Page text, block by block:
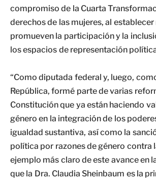
compromiso de la Cuarta
derechos de las mujeres, al
promueven la participación y la
los espacios de representación
“Como diputada federal y, luego,
República, formé parte de varias
Constitución que ya están haciendo
género en la integración de los
igualdad sustantiva, así como la
política por razones de género contra
ejemplo más claro de este avance en
que la Dra. Claudia Sheinbaum es la